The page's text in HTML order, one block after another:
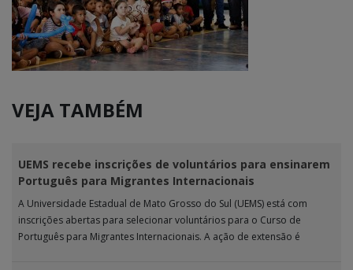
VEJA TAMBÉM
UEMS recebe inscrições de voluntários para ensinarem
Português para Migrantes Internacionais
A Universidade Estadual de Mato Grosso do Sul (UEMS) está com
inscrições abertas para selecionar voluntários para o Curso de
Português para Migrantes Internacionais. A ação de extensão é